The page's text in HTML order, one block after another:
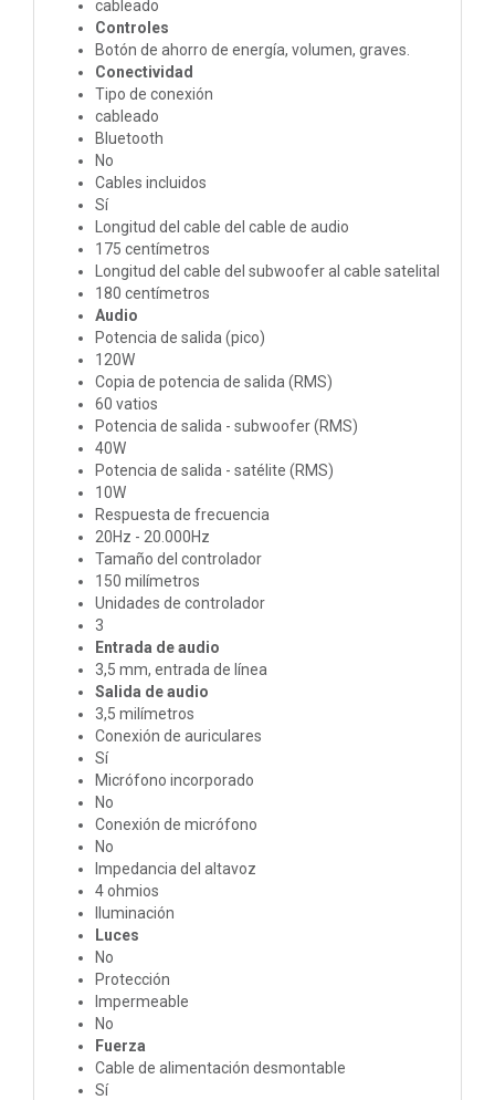
cableado
Controles
Botón de ahorro de energía, volumen, graves.
Conectividad
Tipo de conexión
cableado
Bluetooth
No
Cables incluidos
Sí
Longitud del cable del cable de audio
175 centímetros
Longitud del cable del subwoofer al cable satelital
180 centímetros
Audio
Potencia de salida (pico)
120W
Copia de potencia de salida (RMS)
60 vatios
Potencia de salida - subwoofer (RMS)
40W
Potencia de salida - satélite (RMS)
10W
Respuesta de frecuencia
20Hz - 20.000Hz
Tamaño del controlador
150 milímetros
Unidades de controlador
3
Entrada de audio
3,5 mm, entrada de línea
Salida de audio
3,5 milímetros
Conexión de auriculares
Sí
Micrófono incorporado
No
Conexión de micrófono
No
Impedancia del altavoz
4 ohmios
Iluminación
Luces
No
Protección
Impermeable
No
Fuerza
Cable de alimentación desmontable
Sí